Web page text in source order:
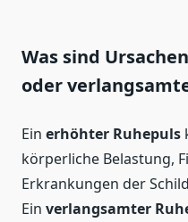
Was sind
oder
Ein erhöhter Ruhepuls
körperliche Belastung,
Erkrankungen der
Ein verlangsamter